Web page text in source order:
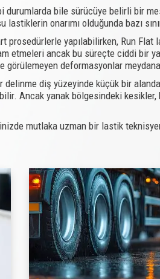
durumlarda bile sürücüye belirli bir
onarımı olduğunda bazı
yapılabilirken, Run
etmeleri ancak bu süreçte ciddi bir
görülemeyen deformasyonlar
diş yüzeyinde küçük bir
Ancak yanak bölgesindeki
mutlaka uzman bir lastik